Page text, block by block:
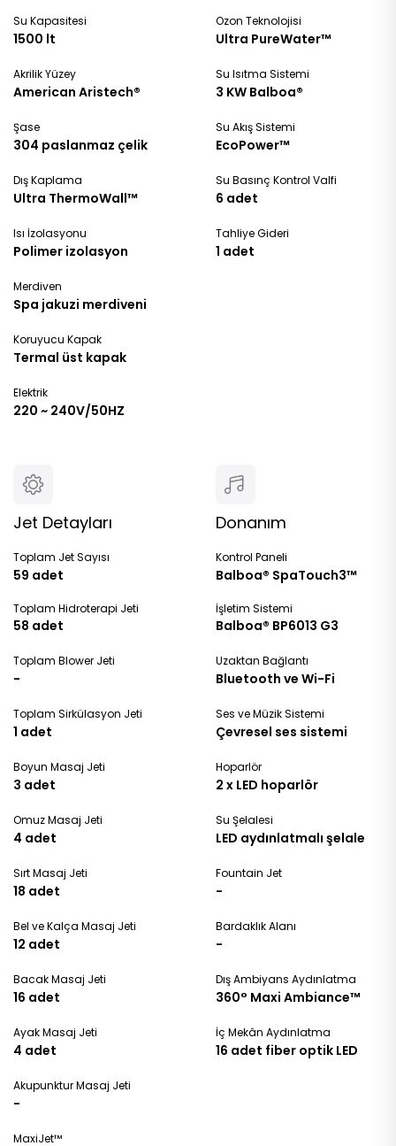
Su Kapasitesi
1500 lt
Akrilik Yüzey
American Aristech®
Şase
304 paslanmaz çelik
Dış Kaplama
Ultra ThermoWall™
Isı İzolasyonu
Polimer izolasyon
Merdiven
Spa jakuzi merdiveni
Koruyucu Kapak
Termal üst kapak
Elektrik
220 ~ 240V/50HZ
Ozon Teknolojisi
Ultra PureWater™
Su Isıtma Sistemi
3 KW Balboa®
Su Akış Sistemi
EcoPower™
Su Basınç Kontrol Valfi
6 adet
Tahliye Gideri
1 adet
Jet Detayları
Toplam Jet Sayısı
59 adet
Toplam Hidroterapi Jeti
58 adet
Toplam Blower Jeti
-
Toplam Sirkülasyon Jeti
1 adet
Boyun Masaj Jeti
3 adet
Omuz Masaj Jeti
4 adet
Sırt Masaj Jeti
18 adet
Bel ve Kalça Masaj Jeti
12 adet
Bacak Masaj Jeti
16 adet
Ayak Masaj Jeti
4 adet
Akupunktur Masaj Jeti
-
MaxiJet™
Donanım
Kontrol Paneli
Balboa® SpaTouch3™
İşletim Sistemi
Balboa® BP6013 G3
Uzaktan Bağlantı
Bluetooth ve Wi-Fi
Ses ve Müzik Sistemi
Çevresel ses sistemi
Hoparlör
2 x LED hoparlör
Su Şelalesi
LED aydınlatmalı şelale
Fountain Jet
-
Bardaklık Alanı
-
Dış Ambiyans Aydınlatma
360° Maxi Ambiance™
İç Mekân Aydınlatma
16 adet fiber optik LED